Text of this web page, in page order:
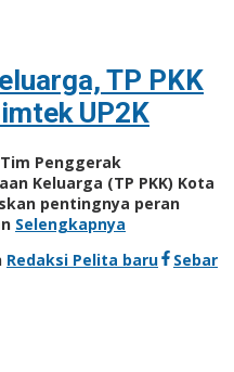
TP PKK
UP2K
Penggerak
Keluarga (TP PKK) Kota
pentingnya peran
Selengkapnya
Redaksi Pelita baru
Sebar